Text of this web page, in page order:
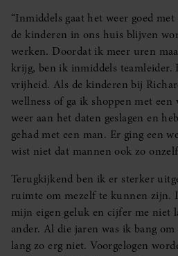
partners kunnen deze gegevens
informatie die u aan ze heeft
verzameld op basis van uw
gaat akkoord met onze cookies
gebruiken.
“Inmiddels gaat het weer goed
de kinderen in ons huis blijven
werken. Doordat ik meer uren
krijg, ben ik inmiddels teamleider.
vrijheid. Als de kinderen bij
wellness of ga ik shoppen met
weer aan het daten geslagen en
gehad met een man. Er ging een
wist niet dat mannen ook zo
Terugkijkend ben ik er sterker
ruimte om mezelf te kunnen zijn.
mijn eigen geluk en cijfer me niet
ander. Al die jaren was ik bang
lang zo erg niet. Voorgelogen